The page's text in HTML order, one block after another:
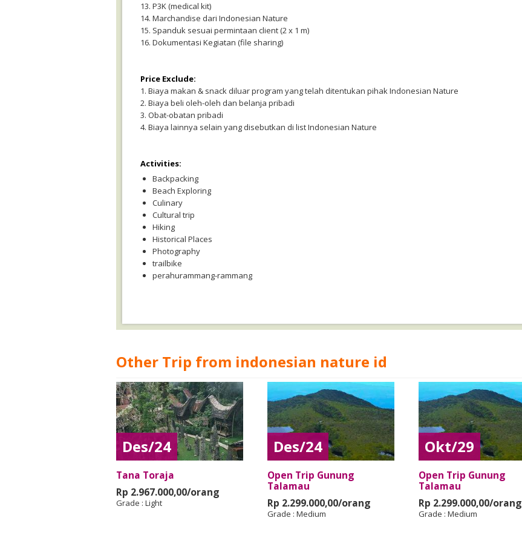
13. P3K (medical kit)
14. Marchandise dari Indonesian Nature
15. Spanduk sesuai permintaan client (2 x 1 m)
16. Dokumentasi Kegiatan (file sharing)
Price Exclude:
1. Biaya makan & snack diluar program yang telah ditentukan pihak Indonesian Nature
2. Biaya beli oleh-oleh dan belanja pribadi
3. Obat-obatan pribadi
4. Biaya lainnya selain yang disebutkan di list Indonesian Nature
Activities:
Backpacking
Beach Exploring
Culinary
Cultural trip
Hiking
Historical Places
Photography
trailbike
perahurammang-rammang
Other Trip from indonesian nature id
Des/24
Tana Toraja
Rp 2.967.000,00/orang
Grade : Light
Des/24
Open Trip Gunung
Talamau
Rp 2.299.000,00/orang
Grade : Medium
Okt/29
Open Trip Gunung
Talamau
Rp 2.299.000,00/orang
Grade : Medium